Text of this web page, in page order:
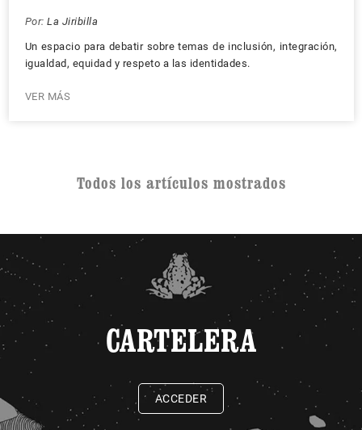
Por: La Jiribilla
Un espacio para debatir sobre temas de inclusión, integración,
igualdad, equidad y respeto a las identidades.
VER MÁS
Todos los artículos mostrados
CARTELERA
ACCEDER